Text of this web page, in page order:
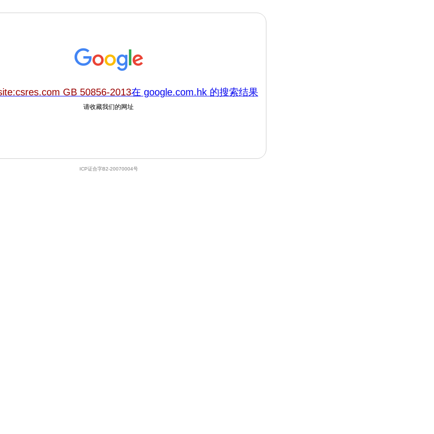
GB 50856-2013在 google.com.hk 的搜索结果
请收藏我们的网址
ICP证合字B2-20070004号